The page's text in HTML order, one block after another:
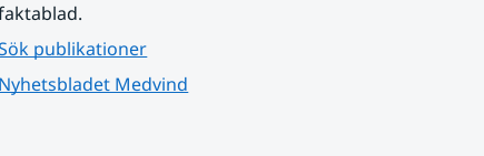
publikationer
Nyhetsbladet Medvind